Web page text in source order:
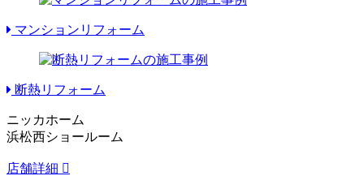
マンションリフォーム
断熱リフォーム
ニッカホーム
浜松西ショールーム
店舗詳細